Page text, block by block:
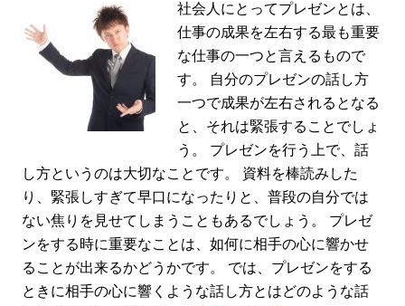
社会人にとってプレゼンとは、
仕事の成果を左右する最も重要
な仕事の一つと言えるもので
す。 自分のプレゼンの話し方
一つで成果が左右されるとなる
と、それは緊張することでしょ
う。 プレゼンを行う上で、話
し方というのは大切なことです。 資料を棒読みした
り、緊張しすぎて早口になったりと、普段の自分では
ない焦りを見せてしまうこともあるでしょう。 プレゼ
ンをする時に重要なことは、如何に相手の心に響かせ
ることが出来るかどうかです。 では、プレゼンをする
ときに相手の心に響くような話し方とはどのような話